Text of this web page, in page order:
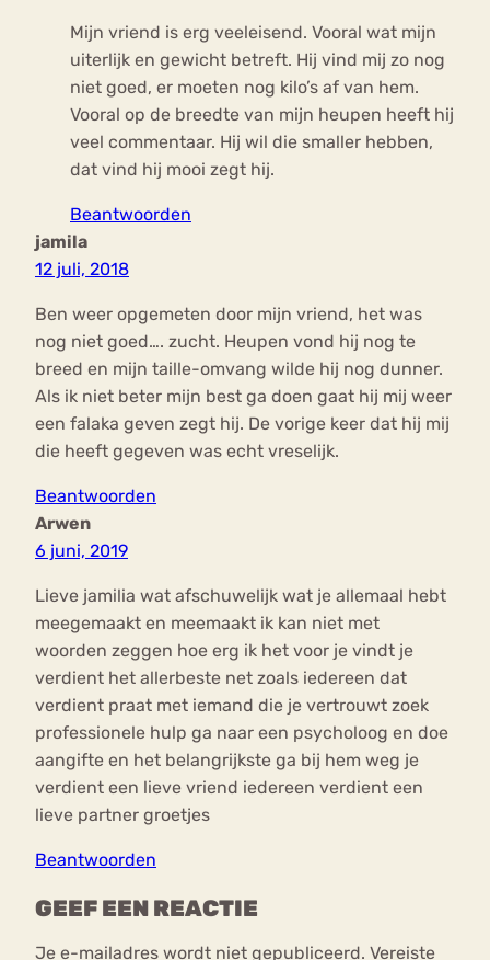
Mijn vriend is erg veeleisend. Vooral wat mijn
uiterlijk en gewicht betreft. Hij vind mij zo nog
niet goed, er moeten nog kilo’s af van hem.
Vooral op de breedte van mijn heupen heeft hij
veel commentaar. Hij wil die smaller hebben,
dat vind hij mooi zegt hij.
Beantwoorden
jamila
12 juli, 2018
Ben weer opgemeten door mijn vriend, het was
nog niet goed…. zucht. Heupen vond hij nog te
breed en mijn taille-omvang wilde hij nog dunner.
Als ik niet beter mijn best ga doen gaat hij mij weer
een falaka geven zegt hij. De vorige keer dat hij mij
die heeft gegeven was echt vreselijk.
Beantwoorden
Arwen
6 juni, 2019
Lieve jamilia wat afschuwelijk wat je allemaal hebt
meegemaakt en meemaakt ik kan niet met
woorden zeggen hoe erg ik het voor je vindt je
verdient het allerbeste net zoals iedereen dat
verdient praat met iemand die je vertrouwt zoek
professionele hulp ga naar een psycholoog en doe
aangifte en het belangrijkste ga bij hem weg je
verdient een lieve vriend iedereen verdient een
lieve partner groetjes
Beantwoorden
GEEF EEN REACTIE
Je e-mailadres wordt niet gepubliceerd. Vereiste